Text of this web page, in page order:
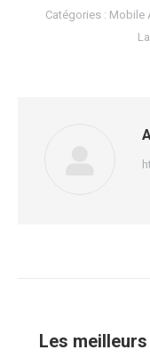
Catégories : Mobile
article
Les